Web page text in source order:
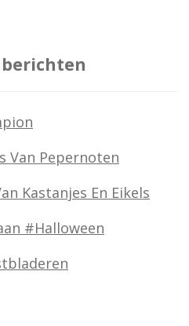
Van Pepernoten
Kastanjes En Eikels
#halloween